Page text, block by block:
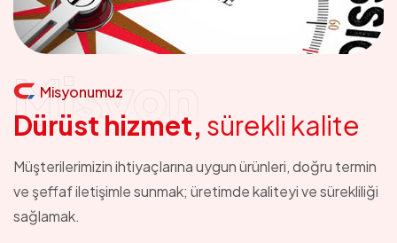
Misyon
Misyonumuz
Dürüst hizmet, sürekli kalite
Müşterilerimizin ihtiyaçlarına uygun ürünleri, doğru termin
ve şeffaf iletişimle sunmak; üretimde kaliteyi ve sürekliliği
sağlamak.